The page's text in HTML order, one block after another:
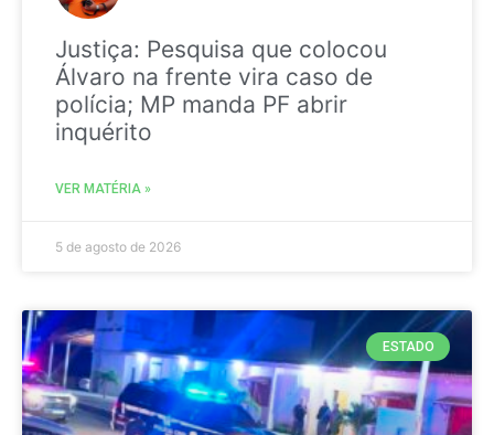
Justiça: Pesquisa que colocou
Álvaro na frente vira caso de
polícia; MP manda PF abrir
inquérito
VER MATÉRIA »
5 de agosto de 2026
ESTADO